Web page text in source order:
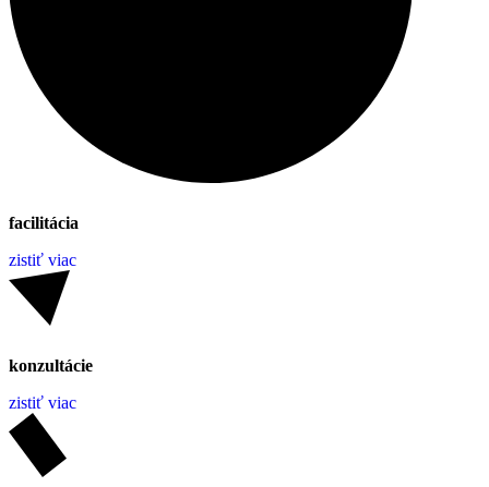
facilitácia
zistiť viac
konzultácie
zistiť viac